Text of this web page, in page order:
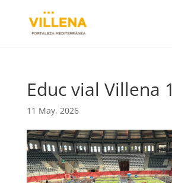
Educ vial Villena 1
11 May, 2026